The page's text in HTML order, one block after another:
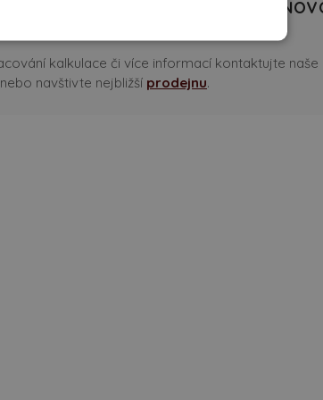
PRODUKT VÁM ZPRACUJEME
kalkulace či více informací kontaktujte naše
navštivte nejbližší prodejnu.